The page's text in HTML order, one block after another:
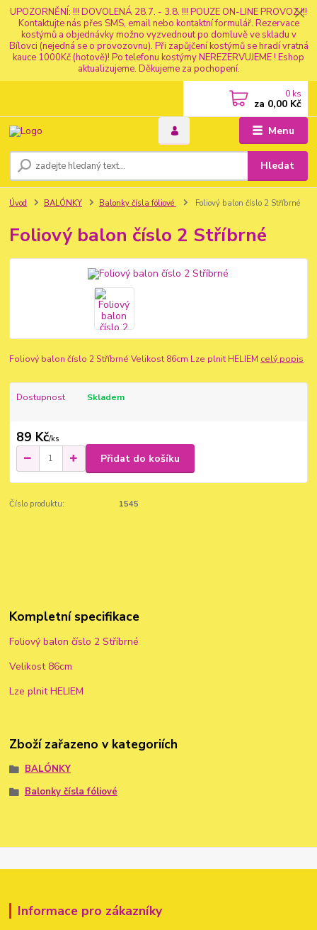
UPOZORNĚNÍ: !!! DOVOLENÁ 28.7. - 3.8. !!! POUZE ON-LINE PROVOZ !!!
Kontaktujte nás přes SMS, email nebo kontaktní formulář. Rezervace
kostýmů a objednávky možno vyzvednout po domluvě ve skladu v
Bílovci (nejedná se o provozovnu). Při zapůjčení kostýmů se hradí vratná
kauce 1000Kč (hotově)! Po telefonu kostýmy NEREZERVUJEME ! Eshop
aktualizujeme. Děkujeme za pochopení.
Menu
Hledat
0 ks
za 0,00 Kč
Úvod BALÓNKY Balonky čísla fóliové Foliový balon číslo 2 Stříbrné
Foliový balon číslo 2 Stříbrné
Foliový balon číslo 2 Stříbrné Velikost 86cm Lze plnit HELIEM celý popis
Dostupnost Skladem
89 Kč/ks
Přidat do košíku
Číslo produktu: 1545
Kompletní specifikace
Foliový balon číslo 2 Stříbrné
Velikost 86cm
Lze plnit HELIEM
Zboží zařazeno v kategoriích
BALÓNKY
Balonky čísla fóliové
Informace pro zákazníky